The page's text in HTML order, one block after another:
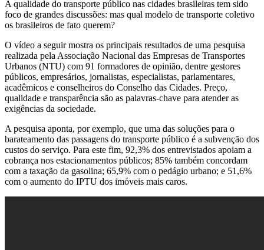
A qualidade do transporte público nas cidades brasileiras tem sido
foco de grandes discussões: mas qual modelo de transporte coletivo
os brasileiros de fato querem?
O vídeo a seguir mostra os principais resultados de uma pesquisa
realizada pela Associação Nacional das Empresas de Transportes
Urbanos (NTU) com 91 formadores de opinião, dentre gestores
públicos, empresários, jornalistas, especialistas, parlamentares,
acadêmicos e conselheiros do Conselho das Cidades. Preço,
qualidade e transparência são as palavras-chave para atender as
exigências da sociedade.
A pesquisa aponta, por exemplo, que uma das soluções para o
barateamento das passagens do transporte público é a subvenção dos
custos do serviço. Para este fim, 92,3% dos entrevistados apoiam a
cobrança nos estacionamentos públicos; 85% também concordam
com a taxação da gasolina; 65,9% com o pedágio urbano; e 51,6%
com o aumento do IPTU dos imóveis mais caros.